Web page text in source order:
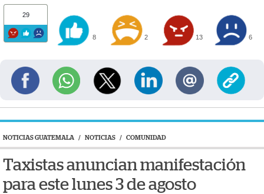
29
8 2 13 6
NOTICIAS GUATEMALA / NOTICIAS / COMUNIDAD
Taxistas anuncian manifestación
para este lunes 3 de agosto